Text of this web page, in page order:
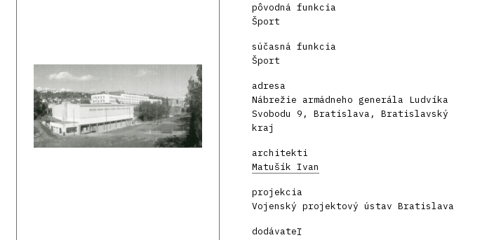
pôvodná funkcia
Šport
súčasná funkcia
Šport
adresa
Nábrežie armádneho generála Ludvíka
Svobodu 9, Bratislava, Bratislavský
kraj
architekti
Matušík Ivan
projekcia
Vojenský projektový ústav Bratislava
dodávateľ